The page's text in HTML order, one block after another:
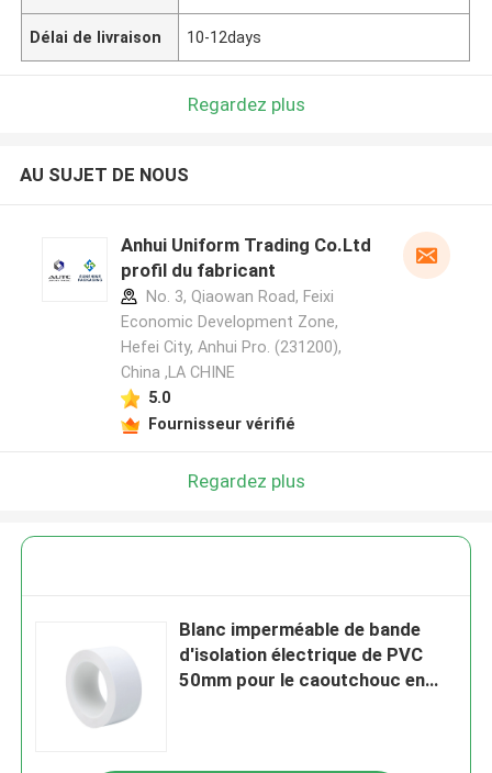
Délai de livraison 10-12days
Regardez plus
AU SUJET DE NOUS
Anhui Uniform Trading Co.Ltd
profil du fabricant
No. 3, Qiaowan Road, Feixi
Economic Development Zone,
Hefei City, Anhui Pro. (231200),
China ,LA CHINE
5.0
Fournisseur vérifié
Regardez plus
Blanc imperméable de bande
d'isolation électrique de PVC
50mm pour le caoutchouc en